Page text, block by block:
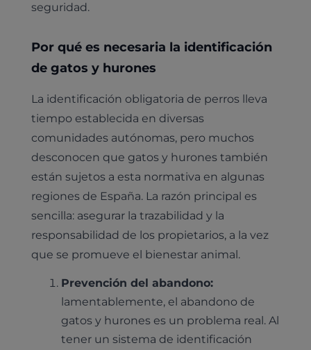
seguridad.
Por qué es necesaria la identificación
de gatos y hurones
La identificación obligatoria de perros lleva
tiempo establecida en diversas
comunidades autónomas, pero muchos
desconocen que gatos y hurones también
están sujetos a esta normativa en algunas
regiones de España. La razón principal es
sencilla: asegurar la trazabilidad y la
responsabilidad de los propietarios, a la vez
que se promueve el bienestar animal.
Prevención del abandono:
lamentablemente, el abandono de
gatos y hurones es un problema real. Al
tener un sistema de identificación